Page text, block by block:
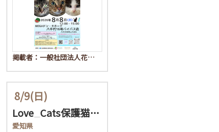
掲載者：一般社団法人花…
8/9(日)
Love_Cats保護猫…
愛知県